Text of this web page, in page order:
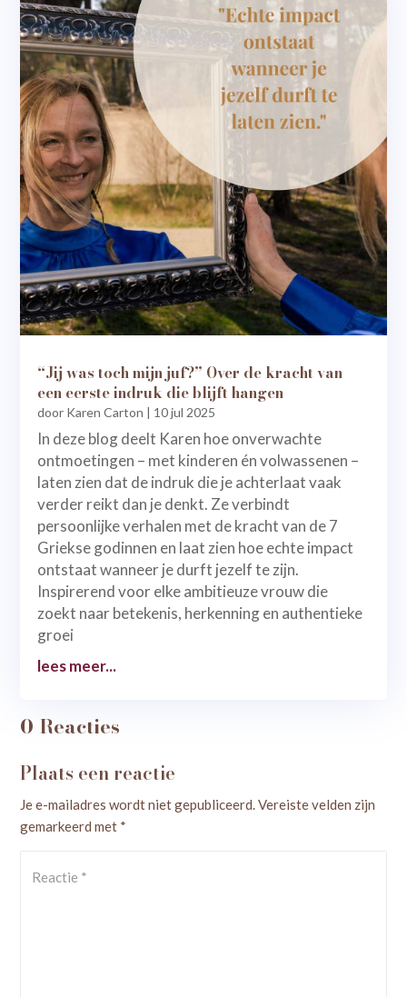
“Jij was toch mijn juf?” Over de kracht van
een eerste indruk die blijft hangen
door Karen Carton | 10 jul 2025
In deze blog deelt Karen hoe onverwachte
ontmoetingen – met kinderen én volwassenen –
laten zien dat de indruk die je achterlaat vaak
verder reikt dan je denkt. Ze verbindt
persoonlijke verhalen met de kracht van de 7
Griekse godinnen en laat zien hoe echte impact
ontstaat wanneer je durft jezelf te zijn.
Inspirerend voor elke ambitieuze vrouw die
zoekt naar betekenis, herkenning en authentieke
groei
lees meer...
0 Reacties
Plaats een reactie
Je e-mailadres wordt niet gepubliceerd.Vereiste velden zijn
gemarkeerd met *